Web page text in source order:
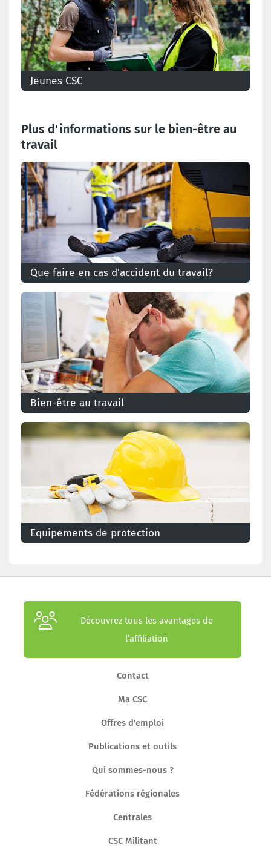
Jeunes CSC
Le syndicat par et pour les jeunes !
Plus d'informations sur le bien-être au
travail
Que faire en cas d'accident du travail?
Qu'est-ce qu'un accident du travail et qu'en est-il de
votre salaire? Que devez-vous faire auprès de votre
employeur?
Bien-être au travail
Equipements de protection
L'employeur a pour obligation de protéger les
Découvrez tous les avantages de
l’affiliation
Contact
Ma CSC
Offres d'emploi
Publications et outils
Qui sommes-nous ?
Fédérations régionales
Centrales
CSC Militant